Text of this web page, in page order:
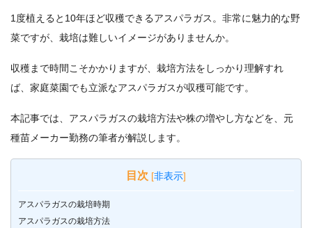
1度植えると10年ほど収穫できるアスパラガス。非常に魅力的な野
菜ですが、栽培は難しいイメージがありませんか。
収穫まで時間こそかかりますが、栽培方法をしっかり理解すれ
ば、家庭菜園でも立派なアスパラガスが収穫可能です。
本記事では、アスパラガスの栽培方法や株の増やし方などを、元
種苗メーカー勤務の筆者が解説します。
目次 [非表示]
アスパラガスの栽培時期
アスパラガスの栽培方法